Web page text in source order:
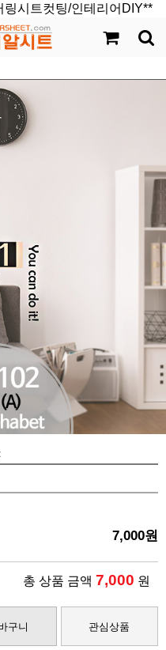
시트컷팅/인테리어DIY**
7,000원
총 상품 금액 7,000 원
구니 관심상품